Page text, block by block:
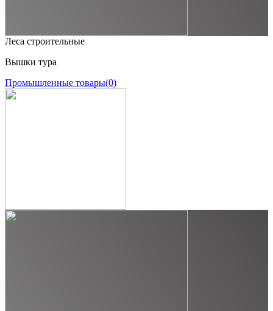
Леса строительные
Вышки тура
Промышленные товары(0)